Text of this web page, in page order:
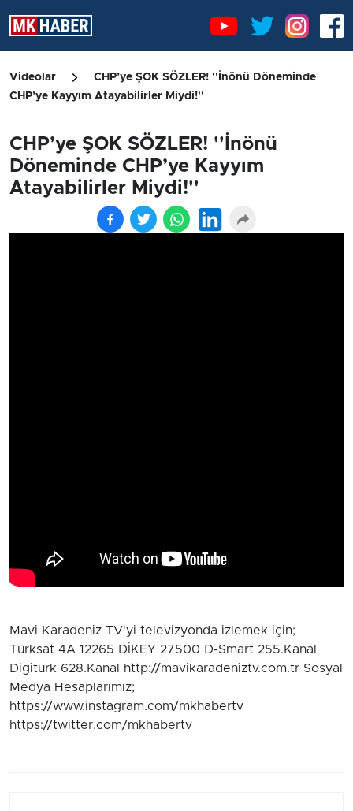
Videolar
CHP’ye ŞOK SÖZLER! ''İnönü Döneminde
CHP’ye Kayyım Atayabilirler Miydi!''
CHP’ye ŞOK SÖZLER! ''İnönü
Döneminde CHP’ye Kayyım
Atayabilirler Miydi!''
Mavi Karadeniz TV'yi televizyonda izlemek için;
Türksat 4A 12265 DİKEY 27500 D-Smart 255.Kanal
Digiturk 628.Kanal http://mavikaradeniztv.com.tr Sosyal
Medya Hesaplarımız;
https://www.instagram.com/mkhabertv
https://twitter.com/mkhabertv